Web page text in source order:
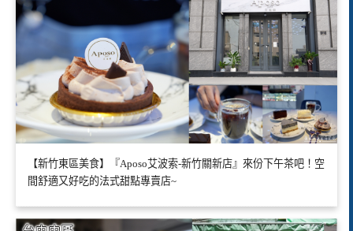
【新竹東區美食】『Aposo艾波索-新竹關新店』來份下午茶吧！空
間舒適又好吃的法式甜點專賣店~